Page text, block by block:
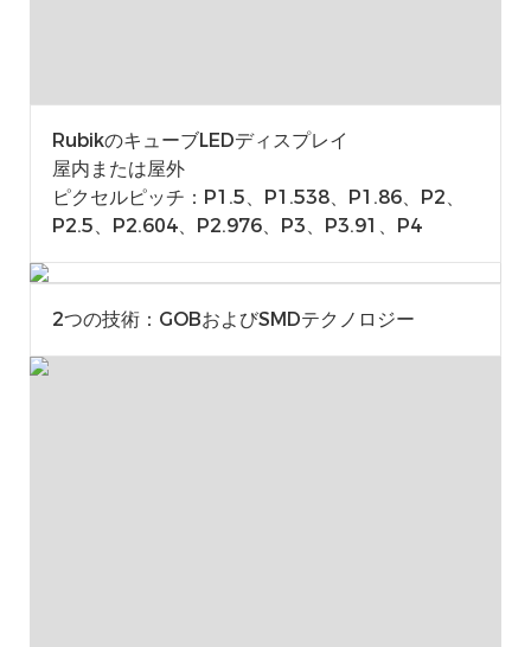
RubikのキューブLEDディスプレイ
屋内または屋外
ピクセルピッチ：p1.5、p1.538、p1.86、p2、
P2.5、p2.604、p2.976、p3、p3.91、p4
2つの技術：GOBおよびSMDテクノロジー